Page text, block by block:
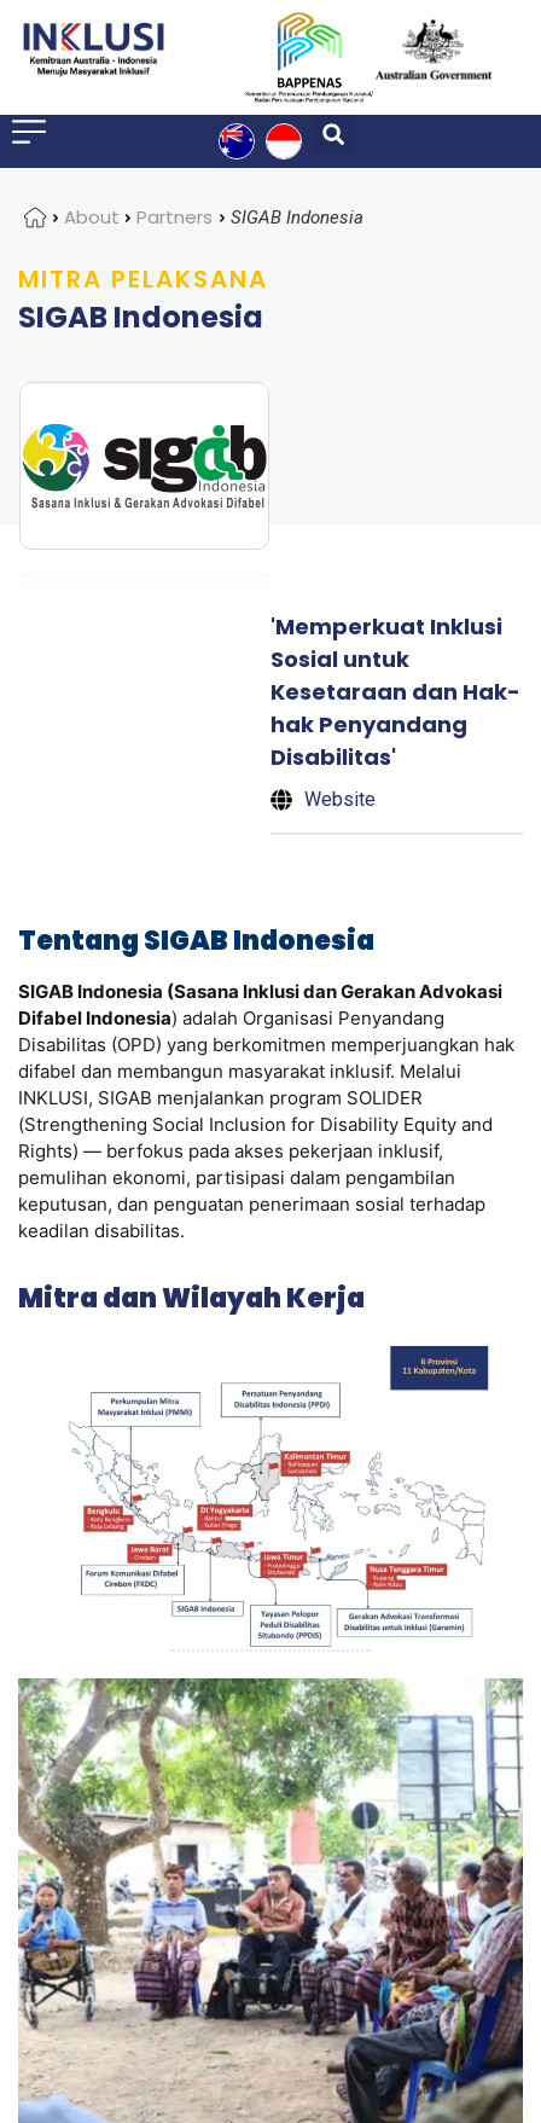
HomeAbout Partners SIGAB Indonesia
MITRA PELAKSANA
SIGAB Indonesia
'Memperkuat Inklusi
Sosial untuk
Kesetaraan dan Hak-
hak Penyandang
Disabilitas'
Website
Tentang SIGAB Indonesia
SIGAB Indonesia (Sasana Inklusi dan Gerakan Advokasi
Difabel Indonesia) adalah Organisasi Penyandang
Disabilitas (OPD) yang berkomitmen memperjuangkan hak
difabel dan membangun masyarakat inklusif. Melalui
INKLUSI, SIGAB menjalankan program SOLIDER
(Strengthening Social Inclusion for Disability Equity and
Rights) — berfokus pada akses pekerjaan inklusif,
pemulihan ekonomi, partisipasi dalam pengambilan
keputusan, dan penguatan penerimaan sosial terhadap
keadilan disabilitas.
Mitra dan Wilayah Kerja